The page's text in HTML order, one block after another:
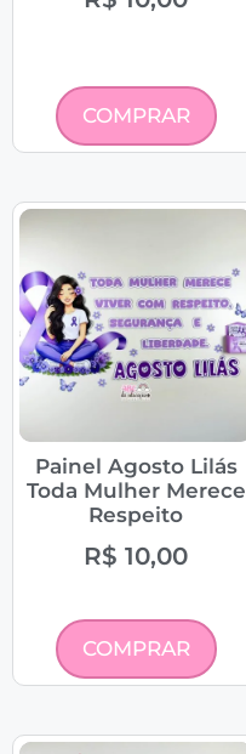
COMPRAR
Painel Agosto Lilás
Toda Mulher Merece
Respeito
R$ 10,00
COMPRAR